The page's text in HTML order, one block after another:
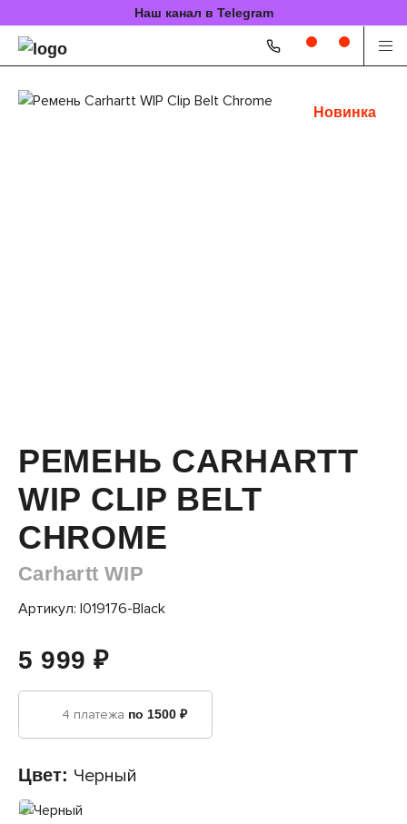
Наш канал в Telegram
Новинка
РЕМЕНЬ CARHARTT
WIP CLIP BELT
CHROME
Carhartt WIP
Артикул: I019176-Black
5 999 ₽
4 платежа по 1500 ₽
Цвет: Черный